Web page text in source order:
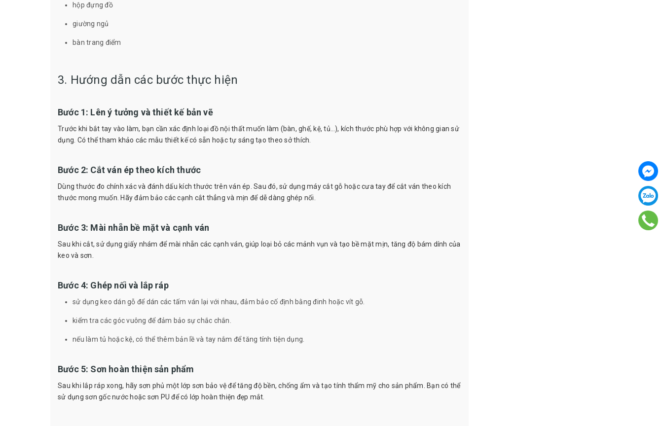
hộp đựng đồ
giường ngủ
bàn trang điểm
3. Hướng dẫn các bước thực hiện
Bước 1: Lên ý tưởng và thiết kế bản vẽ
Trước khi bắt tay vào làm, bạn cần xác định loại đồ nội thất muốn làm (bàn, ghế, kệ, tủ…), kích thước phù hợp với không gian sử
dụng. Có thể tham khảo các mẫu thiết kế có sẵn hoặc tự sáng tạo theo sở thích.
Bước 2: Cắt ván ép theo kích thước
Dùng thước đo chính xác và đánh dấu kích thước trên ván ép. Sau đó, sử dụng máy cắt gỗ hoặc cưa tay để cắt ván theo kích
thước mong muốn. Hãy đảm bảo các cạnh cắt thẳng và mịn để dễ dàng ghép nối.
Bước 3: Mài nhẵn bề mặt và cạnh ván
Sau khi cắt, sử dụng giấy nhám để mài nhẵn các cạnh ván, giúp loại bỏ các mảnh vụn và tạo bề mặt mịn, tăng độ bám dính của
keo và sơn.
Bước 4: Ghép nối và lắp ráp
sử dụng keo dán gỗ để dán các tấm ván lại với nhau, đảm bảo cố định bằng đinh hoặc vít gỗ.
kiểm tra các góc vuông để đảm bảo sự chắc chắn.
nếu làm tủ hoặc kệ, có thể thêm bản lề và tay nắm để tăng tính tiện dụng.
Bước 5: Sơn hoàn thiện sản phẩm
Sau khi lắp ráp xong, hãy sơn phủ một lớp sơn bảo vệ để tăng độ bền, chống ẩm và tạo tính thẩm mỹ cho sản phẩm. Bạn có thể
sử dụng sơn gốc nước hoặc sơn PU để có lớp hoàn thiện đẹp mắt.